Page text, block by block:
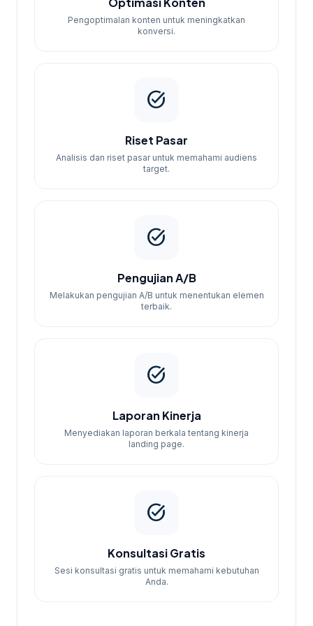
membantu pembaca menjaga brief tetap
selaras dengan target promosi.
Paket kami dirancang untuk berbagai
kebutuhan layanan, mulai dari uji coba
untuk perusahaan besar.
tersedia layanan pengujian untuk
Pengoptimalan konten untuk meningkatkan
konversi.
task_alt
Riset Pasar
Analisis dan riset pasar untuk memahami audiens
target.
task_alt
Pengujian A/B
Melakukan pengujian A/B untuk menentukan elemen
terbaik.
task_alt
Laporan Kinerja
Menyediakan laporan berkala tentang kinerja
landing page.
task_alt
Konsultasi Gratis
Sesi konsultasi gratis untuk memahami kebutuhan
Anda.